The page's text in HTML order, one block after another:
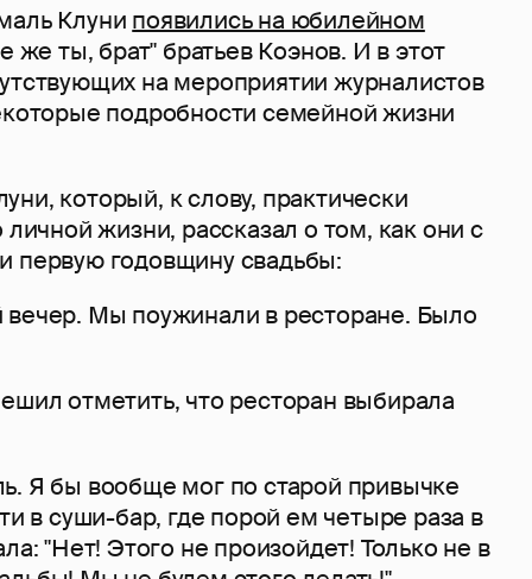
Клуни появились на юбилейном
же ты, брат" братьев Коэнов. И в этот
на мероприятии журналистов
подробности семейной жизни
который, к слову, практически
личной жизни, рассказал о том, как они с
первую годовщину свадьбы:
Мы поужинали в ресторане. Было
отметить, что ресторан выбирала
Я бы вообще мог по старой привычке
в суши-бар, где порой ем четыре раза в
"Нет! Этого не произойдет! Только не в